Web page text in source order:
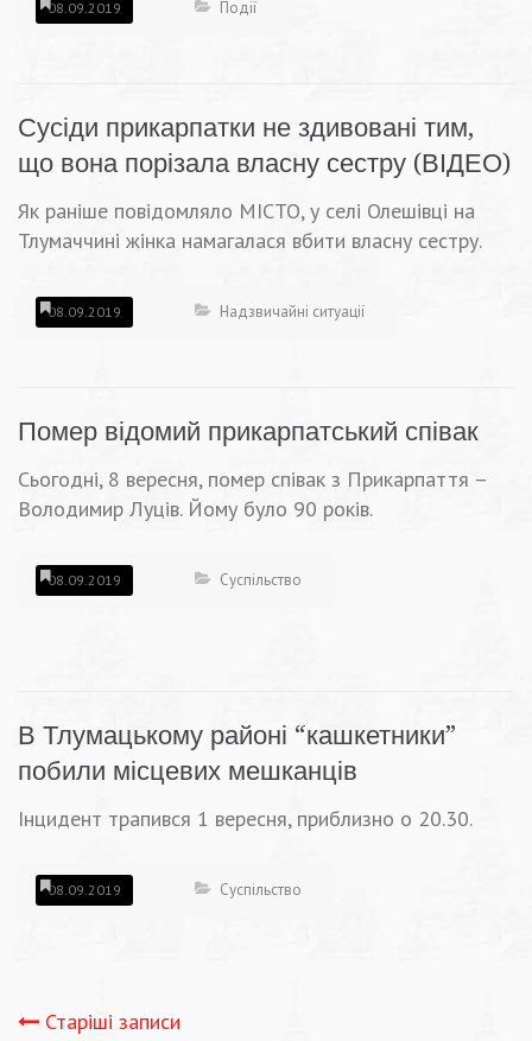
08.09.2019 Події
Сусіди прикарпатки не здивовані тим,
що вона порізала власну сестру (ВІДЕО)
Як раніше повідомляло МІСТО, у селі Олешівці на
Тлумаччині жінка намагалася вбити власну сестру.
08.09.2019 Надзвичайні ситуації
Помер відомий прикарпатський співак
Сьогодні, 8 вересня, помер співак з Прикарпаття –
Володимир Луців. Йому було 90 років.
08.09.2019 Суспільство
В Тлумацькому районі “кашкетники”
побили місцевих мешканців
Інцидент трапився 1 вересня, приблизно о 20.30.
08.09.2019 Суспільство
Старіші записи